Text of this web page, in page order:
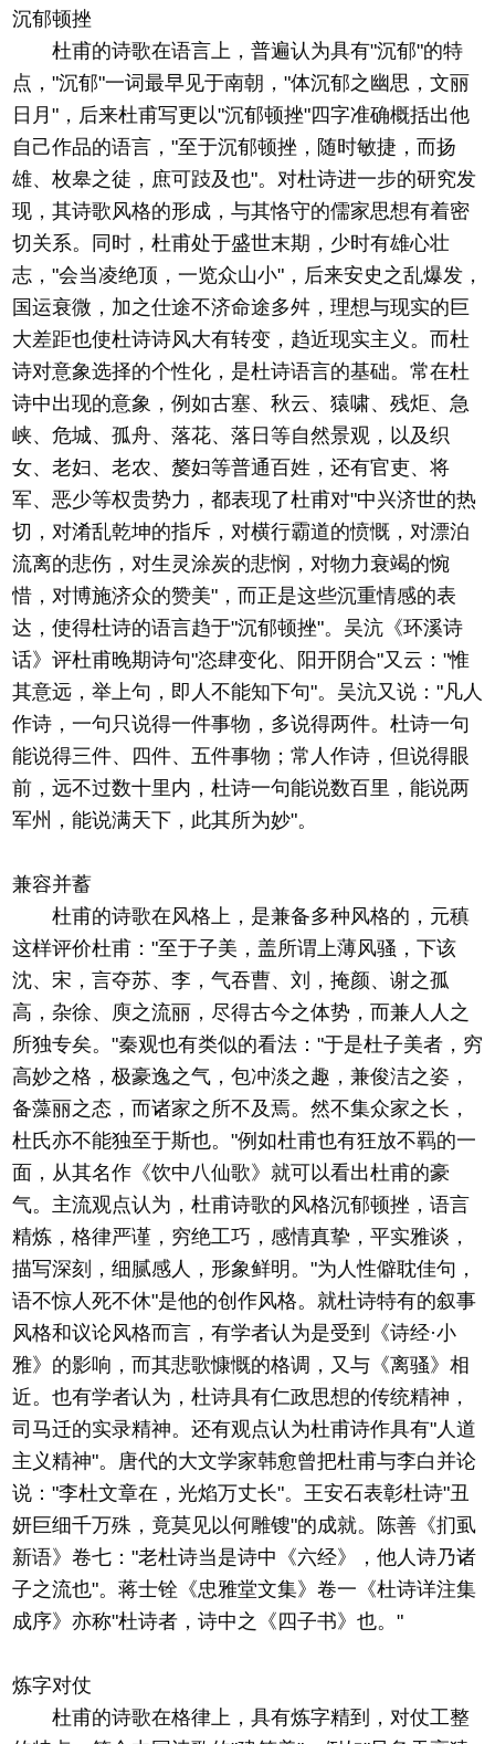
沉郁顿挫
杜甫的诗歌在语言上，普遍认为具有"沉郁"的特
点，"沉郁"一词最早见于南朝，"体沉郁之幽思，文丽
日月"，后来杜甫写更以"沉郁顿挫"四字准确概括出他
自己作品的语言，"至于沉郁顿挫，随时敏捷，而扬
雄、枚皋之徒，庶可跂及也"。对杜诗进一步的研究发
现，其诗歌风格的形成，与其恪守的儒家思想有着密
切关系。同时，杜甫处于盛世末期，少时有雄心壮
志，"会当凌绝顶，一览众山小"，后来安史之乱爆发，
国运衰微，加之仕途不济命途多舛，理想与现实的巨
大差距也使杜诗诗风大有转变，趋近现实主义。而杜
诗对意象选择的个性化，是杜诗语言的基础。常在杜
诗中出现的意象，例如古塞、秋云、猿啸、残炬、急
峡、危城、孤舟、落花、落日等自然景观，以及织
女、老妇、老农、嫠妇等普通百姓，还有官吏、将
军、恶少等权贵势力，都表现了杜甫对"中兴济世的热
切，对淆乱乾坤的指斥，对横行霸道的愤慨，对漂泊
流离的悲伤，对生灵涂炭的悲悯，对物力衰竭的惋
惜，对博施济众的赞美"，而正是这些沉重情感的表
达，使得杜诗的语言趋于"沉郁顿挫"。吴沆《环溪诗
话》评杜甫晚期诗句"恣肆变化、阳开阴合"又云："惟
其意远，举上句，即人不能知下句"。吴沆又说："凡人
作诗，一句只说得一件事物，多说得两件。杜诗一句
能说得三件、四件、五件事物；常人作诗，但说得眼
前，远不过数十里内，杜诗一句能说数百里，能说两
军州，能说满天下，此其所为妙"。
兼容并蓄
杜甫的诗歌在风格上，是兼备多种风格的，元稹
这样评价杜甫："至于子美，盖所谓上薄风骚，下该
沈、宋，言夺苏、李，气吞曹、刘，掩颜、谢之孤
高，杂徐、庾之流丽，尽得古今之体势，而兼人人之
所独专矣。"秦观也有类似的看法："于是杜子美者，穷
高妙之格，极豪逸之气，包冲淡之趣，兼俊洁之姿，
备藻丽之态，而诸家之所不及焉。然不集众家之长，
杜氏亦不能独至于斯也。"例如杜甫也有狂放不羁的一
面，从其名作《饮中八仙歌》就可以看出杜甫的豪
气。主流观点认为，杜甫诗歌的风格沉郁顿挫，语言
精炼，格律严谨，穷绝工巧，感情真挚，平实雅谈，
描写深刻，细腻感人，形象鲜明。"为人性僻耽佳句，
语不惊人死不休"是他的创作风格。就杜诗特有的叙事
风格和议论风格而言，有学者认为是受到《诗经·小
雅》的影响，而其悲歌慷慨的格调，又与《离骚》相
近。也有学者认为，杜诗具有仁政思想的传统精神，
司马迁的实录精神。还有观点认为杜甫诗作具有"人道
主义精神"。唐代的大文学家韩愈曾把杜甫与李白并论
说："李杜文章在，光焰万丈长"。王安石表彰杜诗"丑
妍巨细千万殊，竟莫见以何雕锼"的成就。陈善《扪虱
新语》卷七："老杜诗当是诗中《六经》，他人诗乃诸
子之流也"。蒋士铨《忠雅堂文集》卷一《杜诗详注集
成序》亦称"杜诗者，诗中之《四子书》也。"
炼字对仗
杜甫的诗歌在格律上，具有炼字精到，对仗工整